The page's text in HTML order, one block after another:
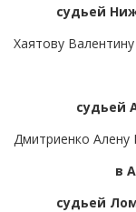
судьей
Хаятову
судьей
Дмитриенко Алену
в
судьей